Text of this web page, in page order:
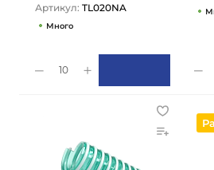
Артикул: TL020NA
Много
10